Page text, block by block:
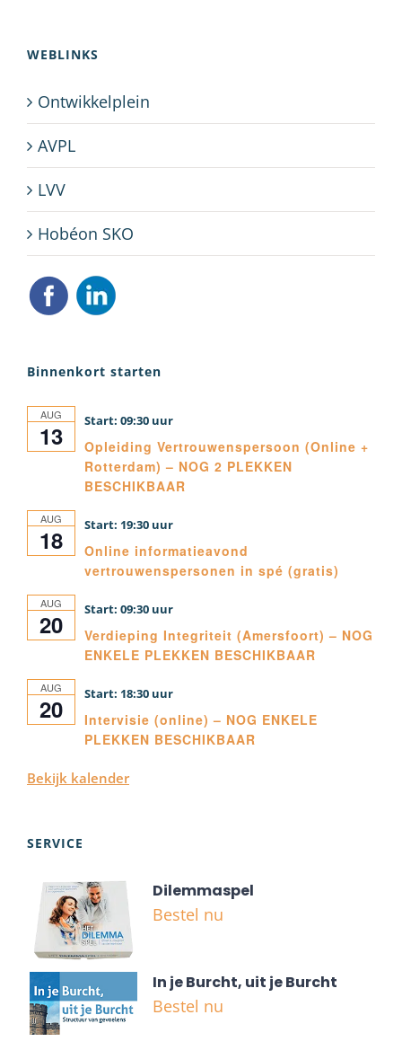
WEBLINKS
Ontwikkelplein
AVPL
LVV
Hobéon SKO
Binnenkort starten
AUG
13 09:30
Opleiding Vertrouwenspersoon (Online +
Rotterdam) – NOG 2 PLEKKEN
BESCHIKBAAR
AUG
18 19:30
Online informatieavond
vertrouwenspersonen in spé (gratis)
AUG
20 09:30
Verdieping Integriteit (Amersfoort) – NOG
ENKELE PLEKKEN BESCHIKBAAR
AUG
20 18:30
Intervisie (online) – NOG ENKELE
PLEKKEN BESCHIKBAAR
Bekijk kalender
SERVICE
Dilemmaspel
Bestel nu
In je Burcht, uit je Burcht
Bestel nu